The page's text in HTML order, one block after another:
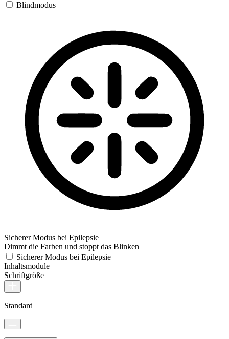
Blindmodus
Sicherer Modus bei Epilepsie
Dimmt die Farben und stoppt das Blinken
Sicherer Modus bei Epilepsie
Inhaltsmodule
Schriftgröße
Standard